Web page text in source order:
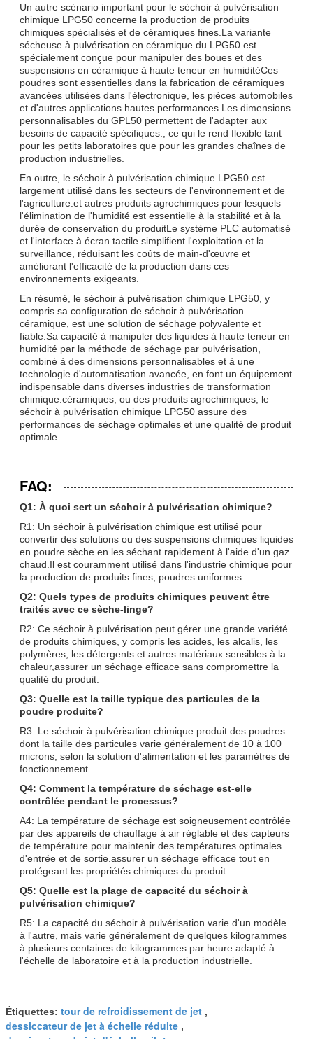
Un autre scénario important pour le séchoir à pulvérisation
chimique LPG50 concerne la production de produits
chimiques spécialisés et de céramiques fines.La variante
sécheuse à pulvérisation en céramique du LPG50 est
spécialement conçue pour manipuler des boues et des
suspensions en céramique à haute teneur en humiditéCes
poudres sont essentielles dans la fabrication de céramiques
avancées utilisées dans l'électronique, les pièces automobiles
et d'autres applications hautes performances.Les dimensions
personnalisables du GPL50 permettent de l'adapter aux
besoins de capacité spécifiques., ce qui le rend flexible tant
pour les petits laboratoires que pour les grandes chaînes de
production industrielles.
En outre, le séchoir à pulvérisation chimique LPG50 est
largement utilisé dans les secteurs de l'environnement et de
l'agriculture.et autres produits agrochimiques pour lesquels
l'élimination de l'humidité est essentielle à la stabilité et à la
durée de conservation du produitLe système PLC automatisé
et l'interface à écran tactile simplifient l'exploitation et la
surveillance, réduisant les coûts de main-d'œuvre et
améliorant l'efficacité de la production dans ces
environnements exigeants.
En résumé, le séchoir à pulvérisation chimique LPG50, y
compris sa configuration de séchoir à pulvérisation
céramique, est une solution de séchage polyvalente et
fiable.Sa capacité à manipuler des liquides à haute teneur en
humidité par la méthode de séchage par pulvérisation,
combiné à des dimensions personnalisables et à une
technologie d'automatisation avancée, en font un équipement
indispensable dans diverses industries de transformation
chimique.céramiques, ou des produits agrochimiques, le
séchoir à pulvérisation chimique LPG50 assure des
performances de séchage optimales et une qualité de produit
optimale.
FAQ:
Q1: À quoi sert un séchoir à pulvérisation chimique?
R1: Un séchoir à pulvérisation chimique est utilisé pour
convertir des solutions ou des suspensions chimiques liquides
en poudre sèche en les séchant rapidement à l'aide d'un gaz
chaud.Il est couramment utilisé dans l'industrie chimique pour
la production de produits fines, poudres uniformes.
Q2: Quels types de produits chimiques peuvent être
traités avec ce sèche-linge?
R2: Ce séchoir à pulvérisation peut gérer une grande variété
de produits chimiques, y compris les acides, les alcalis, les
polymères, les détergents et autres matériaux sensibles à la
chaleur,assurer un séchage efficace sans compromettre la
qualité du produit.
Q3: Quelle est la taille typique des particules de la
poudre produite?
R3: Le séchoir à pulvérisation chimique produit des poudres
dont la taille des particules varie généralement de 10 à 100
microns, selon la solution d'alimentation et les paramètres de
fonctionnement.
Q4: Comment la température de séchage est-elle
contrôlée pendant le processus?
A4: La température de séchage est soigneusement contrôlée
par des appareils de chauffage à air réglable et des capteurs
de température pour maintenir des températures optimales
d'entrée et de sortie.assurer un séchage efficace tout en
protégeant les propriétés chimiques du produit.
Q5: Quelle est la plage de capacité du séchoir à
pulvérisation chimique?
R5: La capacité du séchoir à pulvérisation varie d'un modèle
à l'autre, mais varie généralement de quelques kilogrammes
à plusieurs centaines de kilogrammes par heure.adapté à
l'échelle de laboratoire et à la production industrielle.
Étiquettes: tour de refroidissement de jet ,
dessiccateur de jet à échelle réduite ,